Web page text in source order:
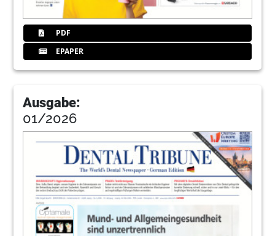
17 IMPLANT TRIBUNE: Der lange Weg von der
Innovation zur Praxisreife
Statement von Christian Berger
19DZOI Exclusive: Warum Normen für
Dipl.-Ing. Dr. Helmut B. Engels und Dipl.-Ing. Dr.
Hans-Peter Keller
Implant News: Neue Dimension - das
„Jahrbuch Implantologie“
Redaktion
Von der Pflicht zur Kür – Anforderungen
an ein modernes Implantatsystem
Dr. Arnd Lohmann, M.Sc., Bremen
PDF
EPAPER
Ausgabe:
01/2026